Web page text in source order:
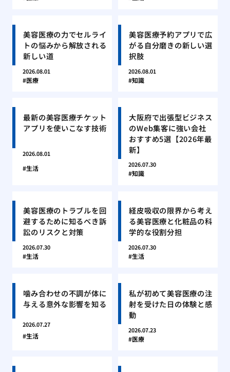
美容医療の力でセルライ
トの悩みから解放される
新しい道
2026.08.01
医療
美容医療予約アプリで広
がる自分磨きの新しい選
択肢
2026.08.01
知識
最新の美容医療チケット
アプリを使いこなす技術
2026.08.01
生活
大阪府で出張型ビジネス
のWeb集客に強い会社
おすすめ5選【2026年最
新】
2026.07.30
知識
美容医療のトラブルを回
避するために知るべき訴
訟のリスクと対策
2026.07.30
生活
経皮吸収の限界から考え
る美容医療と化粧品の科
学的な役割分担
2026.07.30
生活
噛み合わせの不調が体に
与える意外な影響を知る
2026.07.27
生活
私が初めて美容医療の注
射を受けた日の体験と感
動
2026.07.23
医療